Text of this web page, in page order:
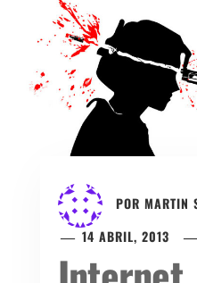
POR MARTIN
14 ABRIL, 2013